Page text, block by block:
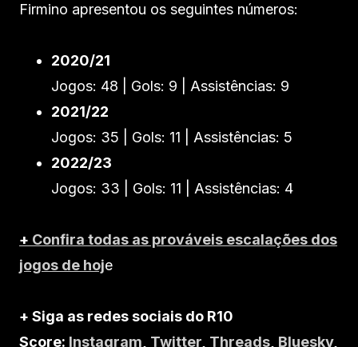
Firmino apresentou os seguintes números:
2020/21
Jogos: 48 | Gols: 9 | Assistências: 9
2021/22
Jogos: 35 | Gols: 11 | Assistências: 5
2022/23
Jogos: 33 | Gols: 11 | Assistências: 4
+ Confira todas as prováveis escalações dos
jogos de hoje
+ Siga as redes sociais do R10
Score: Instagram, Twitter, Threads, Bluesky,